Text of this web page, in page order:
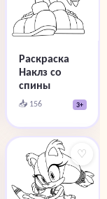
Раскраска
Наклз со
спины
📥 156 3+
♡